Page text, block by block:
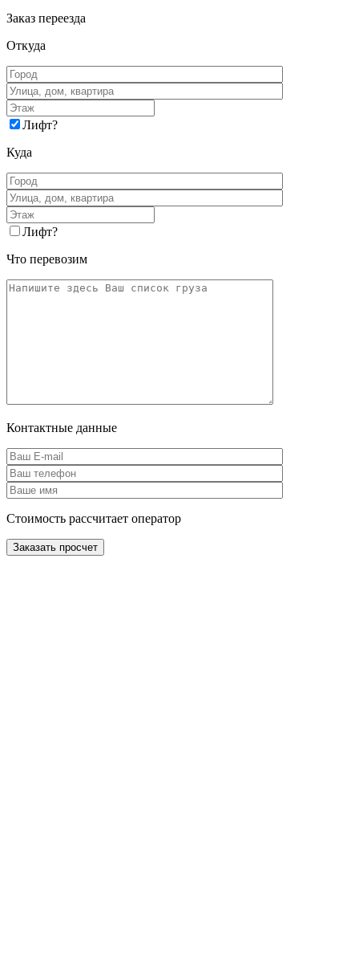
Заказ переезда
Откуда
Лифт?
Куда
Лифт?
Что перевозим
Контактные данные
Стоимость рассчитает оператор
Заказать просчет